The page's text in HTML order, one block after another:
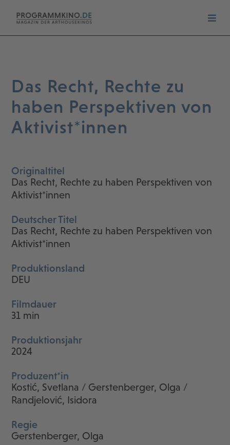
Das Recht, Rechte zu
haben Perspektiven von
Aktivist*innen
Originaltitel
Das Recht, Rechte zu haben Perspektiven von
Aktivist*innen
Deutscher Titel
Das Recht, Rechte zu haben Perspektiven von
Aktivist*innen
Produktionsland
DEU
Filmdauer
31 min
Produktionsjahr
2024
Produzent*in
Kostić, Svetlana / Gerstenberger, Olga /
Randjelović, Isidora
Regie
Gerstenberger, Olga